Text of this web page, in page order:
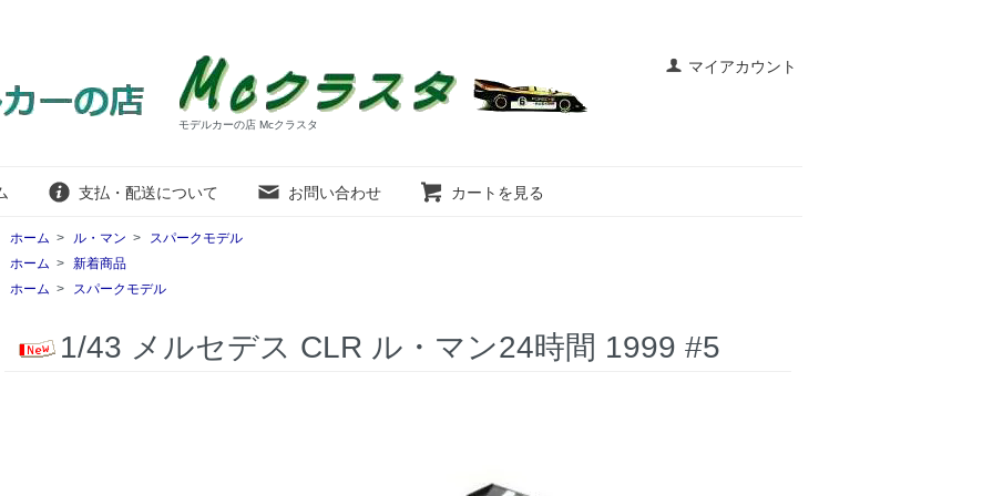
マイアカウント
モデルカーの店 Mcクラスタ
支払・配送について お問い合わせ カートを見る
ホーム > ル・マン >
スパークモデル
ホーム > 新着商品
ホーム > スパークモデル
1/43 メルセデス CLR ル・マン24時間 1999 #5